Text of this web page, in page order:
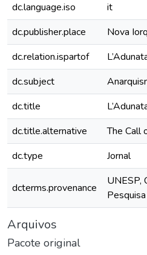
dc.language.iso
it
dc.publisher.place
Nova
dc.relation.ispartof
dc.subject
dc.title
dc.title.alternative
The Call
dc.type
Jornal
dcterms.provenance
UNESP,
Arquivos
Pacote original